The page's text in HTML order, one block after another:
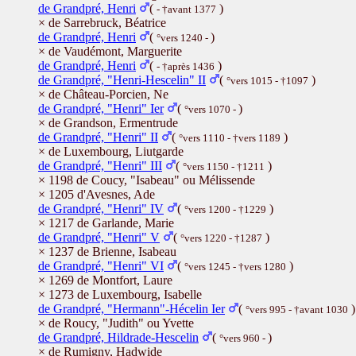
de Grandpré, Henri
( - †avant 1377 )
× de Sarrebruck, Béatrice
de Grandpré, Henri
( °vers 1240 - )
× de Vaudémont, Marguerite
de Grandpré, Henri
( - †après 1436 )
de Grandpré, "Henri-Hescelin" II
( °vers 1015 - †1097 )
× de Château-Porcien, Ne
de Grandpré, "Henri" Ier
( °vers 1070 - )
× de Grandson, Ermentrude
de Grandpré, "Henri" II
( °vers 1110 - †vers 1189 )
× de Luxembourg, Liutgarde
de Grandpré, "Henri" III
( °vers 1150 - †1211 )
× 1198 de Coucy, "Isabeau" ou Mélissende
× 1205 d'Avesnes, Ade
de Grandpré, "Henri" IV
( °vers 1200 - †1229 )
× 1217 de Garlande, Marie
de Grandpré, "Henri" V
( °vers 1220 - †1287 )
× 1237 de Brienne, Isabeau
de Grandpré, "Henri" VI
( °vers 1245 - †vers 1280 )
× 1269 de Montfort, Laure
× 1273 de Luxembourg, Isabelle
de Grandpré, "Hermann"-Hécelin Ier
( °vers 995 - †avant 1030 )
× de Roucy, "Judith" ou Yvette
de Grandpré, Hildrade-Hescelin
( °vers 960 - )
× de Rumigny, Hadwide